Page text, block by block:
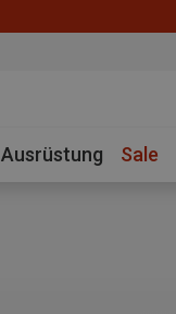
Ausrüstung Sale